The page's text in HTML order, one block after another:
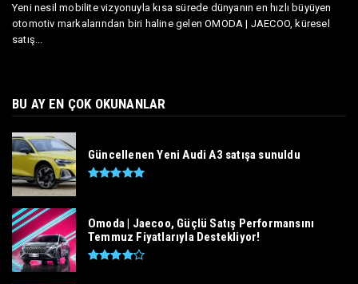
Yeni nesil mobilite vizyonuyla kısa sürede dünyanın en hızlı büyüyen
otomotiv markalarından biri haline gelen OMODA | JAECOO, küresel
satış...
BU AY EN ÇOK OKUNANLAR
Güncellenen Yeni Audi A3 satışa sunuldu
Omoda | Jaecoo, Güçlü Satış Performansını
Temmuz Fiyatlarıyla Destekliyor!